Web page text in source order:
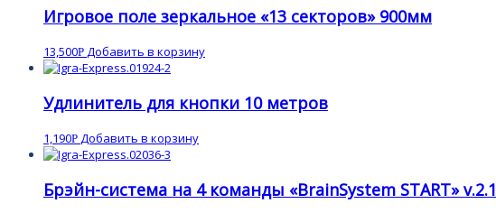
Игровое поле зеркальное «13 секторов» 900мм
13,500Р Добавить в корзину
Удлинитель для кнопки 10 метров
1,190Р Добавить в корзину
Брэйн-система на 4 команды «BrainSystem START» v.2.1